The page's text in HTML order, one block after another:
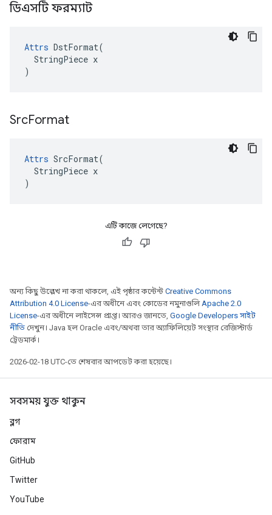
ডিএসটি ফরম্যাট
Attrs DstFormat(
  StringPiece x
)
SrcFormat
Attrs SrcFormat(
  StringPiece x
)
এটি কাজে লেগেছে?
অন্য কিছু উল্লেখ না করা থাকলে, এই পৃষ্ঠার কন্টেন্ট Creative Commons
Attribution 4.0 License-এর অধীনে এবং কোডের নমুনাগুলিApache 2.0
License-এর অধীনে লাইসেন্স প্রাপ্ত। আরও জানতে, Google Developers সাইট
নীতি দেখুন। Java হল Oracle এবং/অথবা তার অ্যাফিলিয়েট সংস্থার রেজিস্টার্ড
ট্রেডমার্ক।
2026-02-18 UTC-তে শেষবার আপডেট করা হয়েছে।
সবসময় যুক্ত থাকুন
ব্লগ
ফোরাম
GitHub
Twitter
YouTube